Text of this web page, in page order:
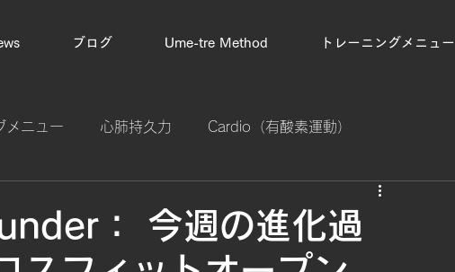
ブログ Ume-tre Method トレーニングメニュー
メニュー 心肺持久力 Cardio（有酸素運動）
（瞬発力強化） 集中処理能力強化
： 今週の進化過